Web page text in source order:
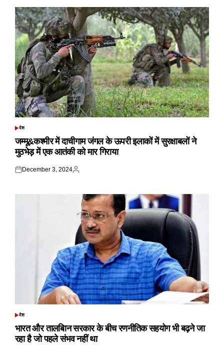
POSTED
देश
जम्मू&कश्मीर में दाचीगाम जंगल के ऊपरी इलाकों में सुरक्षाबलों ने
मुठभेड़ में एक आतंकी को मार गिराया
Posted
December 3, 2024
Posted
POSTED
देश
भारत और तालबिान सरकार के बीच रणनीतिक सहयोग भी बढ़ने जा
रहा है जो पहले संभव नहीं था